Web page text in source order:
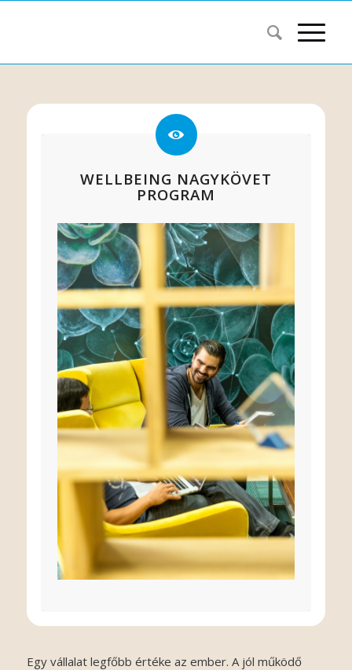
WELLBEING NAGYKÖVET
PROGRAM
Egy vállalat legfőbb értéke az ember. A jól működő